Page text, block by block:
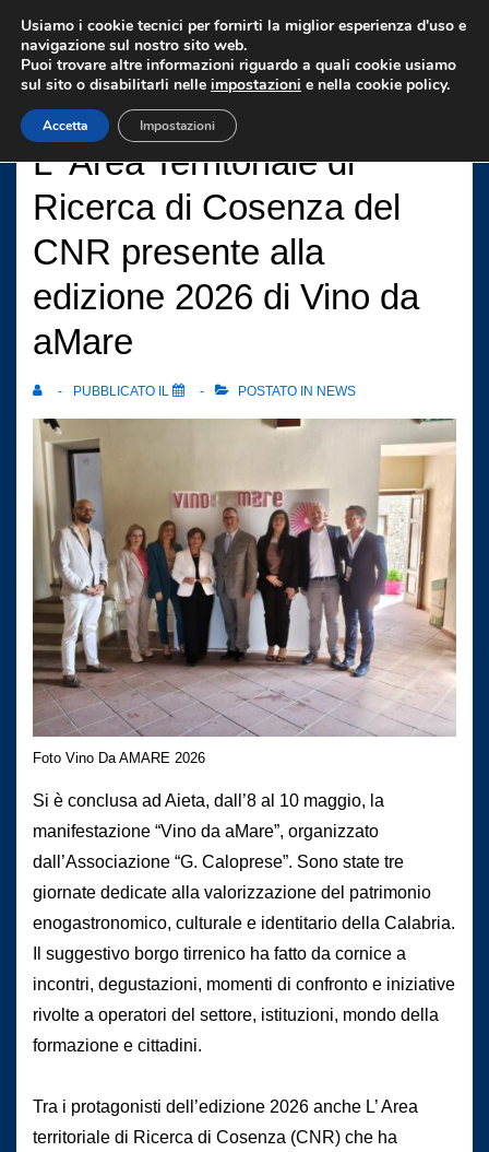
Vai
contenuto
principale
L ‘Area Territoriale di
Ricerca di Cosenza del
CNR presente alla
edizione 2026 di Vino da
aMare
PUBBLICATO IL POSTATO IN NEWS
Foto Vino Da AMARE 2026
Si è conclusa ad Aieta, dall’8 al 10 maggio, la
manifestazione “Vino da aMare”, organizzato
dall’Associazione “G. Caloprese”. Sono state tre
giornate dedicate alla valorizzazione del patrimonio
enogastronomico, culturale e identitario della Calabria.
Il suggestivo borgo tirrenico ha fatto da cornice a
incontri, degustazioni, momenti di confronto e iniziative
rivolte a operatori del settore, istituzioni, mondo della
formazione e cittadini.
Tra i protagonisti dell’edizione 2026 anche L’ Area
territoriale di Ricerca di Cosenza (CNR) che ha
Usiamo i cookie tecnici per fornirti la miglior esperienza d'uso e
navigazione sul nostro sito web.
Puoi trovare altre informazioni riguardo a quali cookie usiamo
sul sito o disabilitarli nelle impostazioni e nella cookie policy.
Accetta Impostazioni